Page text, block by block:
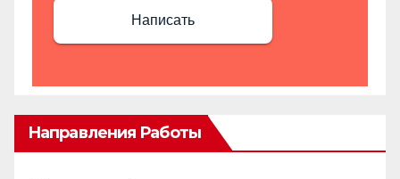
Написать
Направления Работы